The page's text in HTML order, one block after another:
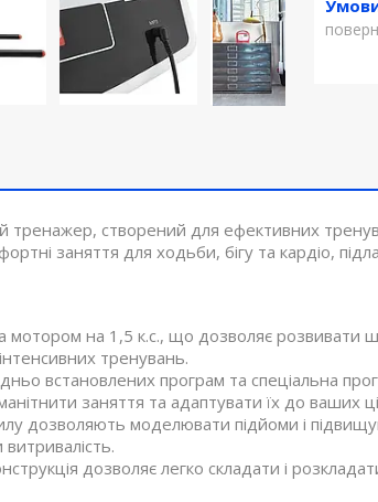
тренажер, створений для ефективних
заняття для ходьби, бігу та кардіо,
мотором на 1,5 к.с., що дозволяє розвивати
тренувань.
встановлених програм та спеціальна
заняття та адаптувати їх до ваших
дозволяють моделювати підйоми і
дозволяє легко складати і